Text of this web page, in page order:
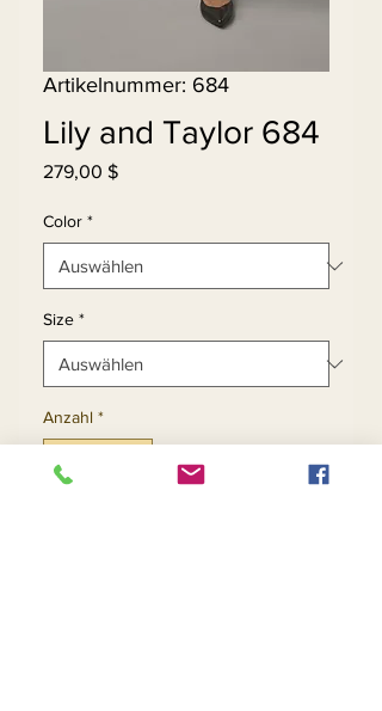
Artikelnummer: 684
Lily and Taylor 684
279,00 $Preis
Color *
Size *
Anzahl *